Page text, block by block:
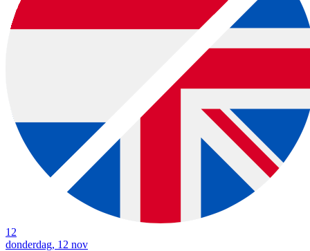
12
donderdag, 12 nov